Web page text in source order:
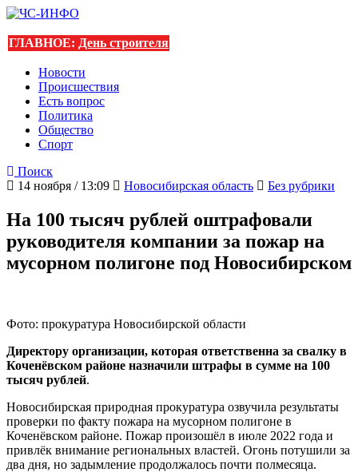
ГЛАВНОЕ: День строителя
Новости
Происшествия
Есть вопрос
Политика
Общество
Спорт
Поиск
14 ноября / 13:09
Новосибирская область Без рубрики
На 100 тысяч рублей оштрафовали
руководителя компании за пожар на
мусорном полигоне под Новосибирском
Фото: прокуратура Новосибирской области
Директору организации, которая ответственна за свалку в
Коченёвском районе назначили штрафы в сумме на 100
тысяч рублей.
Новосибирская природная прокуратура озвучила результаты
проверки по факту пожара на мусорном полигоне в
Коченёвском районе. Пожар произошёл в июле 2022 года и
привлёк внимание региональных властей. Огонь потушили за
два дня, но задымление продолжалось почти полмесяца.